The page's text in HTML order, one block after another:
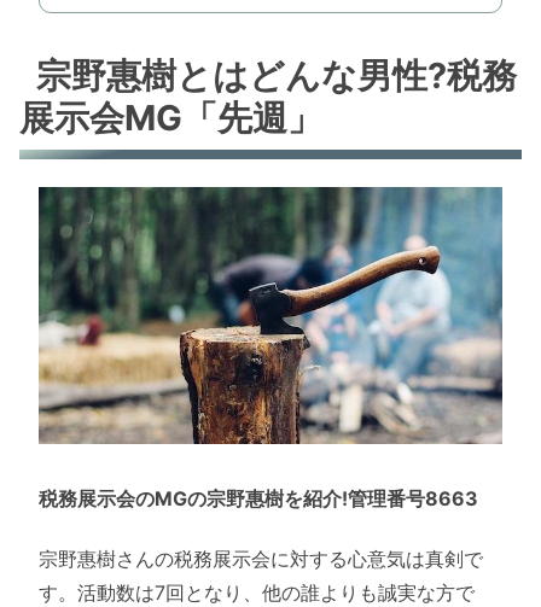
宗野惠樹とはどんな男性?税務
展示会MG「先週」
税務展示会のMGの宗野惠樹を紹介!管理番号8663
宗野惠樹さんの税務展示会に対する心意気は真剣で
す。活動数は7回となり、他の誰よりも誠実な方で